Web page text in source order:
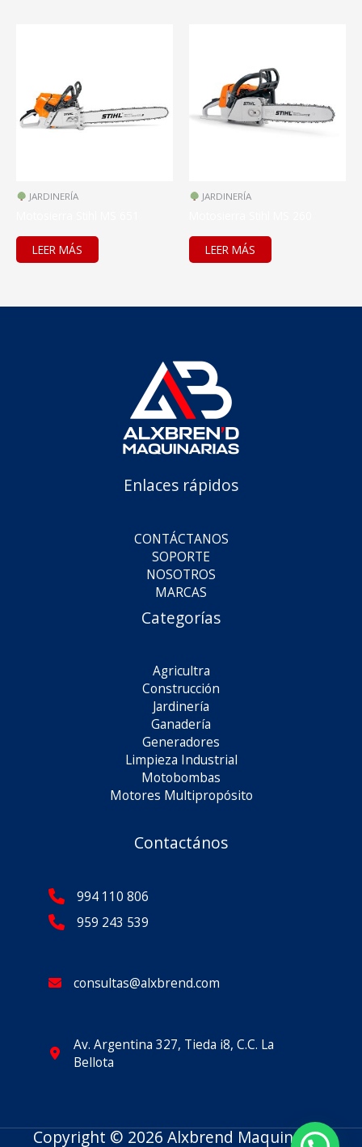
JARDINERÍA
LEER MÁS
JARDINERÍA
LEER MÁS
Enlaces rápidos
CONTÁCTANOS
SOPORTE
NOSOTROS
MARCAS
Categorías
Agricultra
Construcción
Jardinería
Ganadería
Generadores
Limpieza Industrial
Motobombas
Motores Multipropósito
Contactános
994 110 806
959 243 539
consultas@alxbrend.com
Av. Argentina 327, Tieda i8, C.C. La
Bellota
Copyright © 2026 Alxbrend Maquinarias